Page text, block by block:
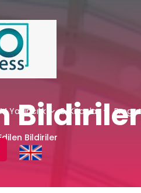
Yayıncılık E-Kitaplar
Bildiriler
Bildiriler